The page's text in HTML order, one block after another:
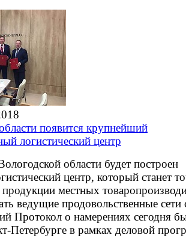
появится крупнейший
логистический центр
области будет построен
центр, который станет
продукции местных
ведущие продовольственные сети
Протокол о намерениях сегодня
Петербурге в рамках деловой